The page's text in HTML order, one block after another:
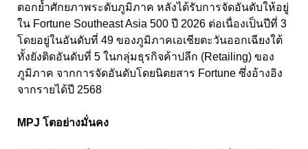
ตอกย้ำศักยภาพระดับภูมิภาค หลังได้รับการจัดอันดับให้อยู่
ใน Fortune Southeast Asia 500 ปี 2026 ต่อเนื่องเป็นปีที่ 3
โดยอยู่ในอันดับที่ 49 ของภูมิภาคเอเชียตะวันออกเฉียงใต้
ทั้งยังติดอันดับที่ 5 ในกลุ่มธุรกิจค้าปลีก (Retailing) ของ
ภูมิภาค จากการจัดอันดับโดยนิตยสาร Fortune ซึ่งอ้างอิง
จากรายได้ปี 2568
MPJ โตอย่างมั่นคง